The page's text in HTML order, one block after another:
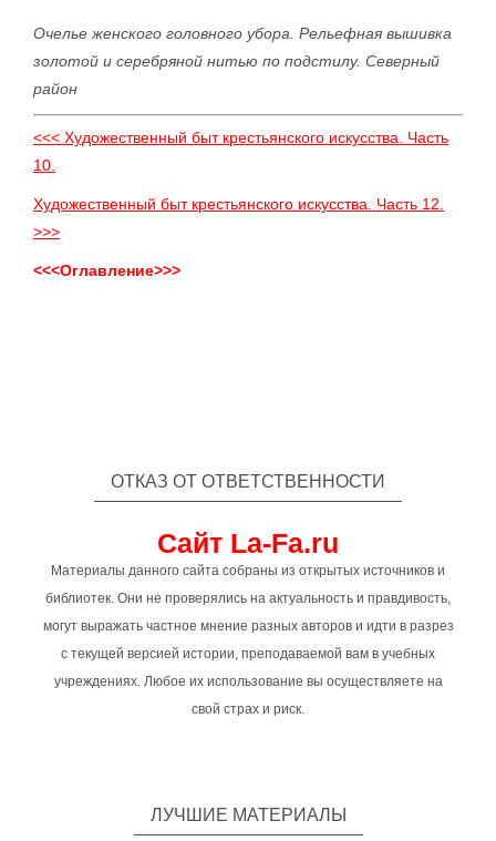
Очелье женского головного убора. Рельефная вышивка
золотой и серебряной нитью по подстилу. Северный
район
<<< Художественный быт крестьянского искусства. Часть
10.
Художественный быт крестьянского искусства. Часть 12.
>>>
<<<Оглавление>>>
ОТКАЗ ОТ ОТВЕТСТВЕННОСТИ
Сайт La-Fa.ru
Материалы данного сайта собраны из открытых источников и
библиотек. Они не проверялись на актуальность и правдивость,
могут выражать частное мнение разных авторов и идти в разрез
с текущей версией истории, преподаваемой вам в учебных
учреждениях. Любое их использование вы осуществляете на
свой страх и риск.
ЛУЧШИЕ МАТЕРИАЛЫ